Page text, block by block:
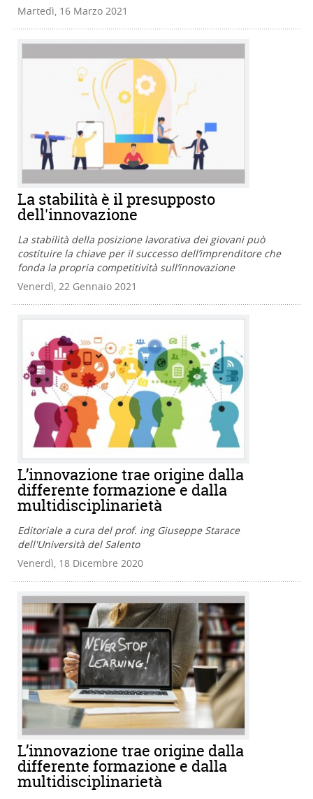
Martedì, 16 Marzo 2021
La stabilità è il presupposto
dell'innovazione
La stabilità della posizione lavorativa dei giovani può
costituire la chiave per il successo dell’imprenditore che
fonda la propria competitività sull’innovazione
Venerdì, 22 Gennaio 2021
L’innovazione trae origine dalla
differente formazione e dalla
multidisciplinarietà
Editoriale a cura del prof. ing Giuseppe Starace
dell'Università del Salento
Venerdì, 18 Dicembre 2020
L’innovazione trae origine dalla
differente formazione e dalla
multidisciplinarietà